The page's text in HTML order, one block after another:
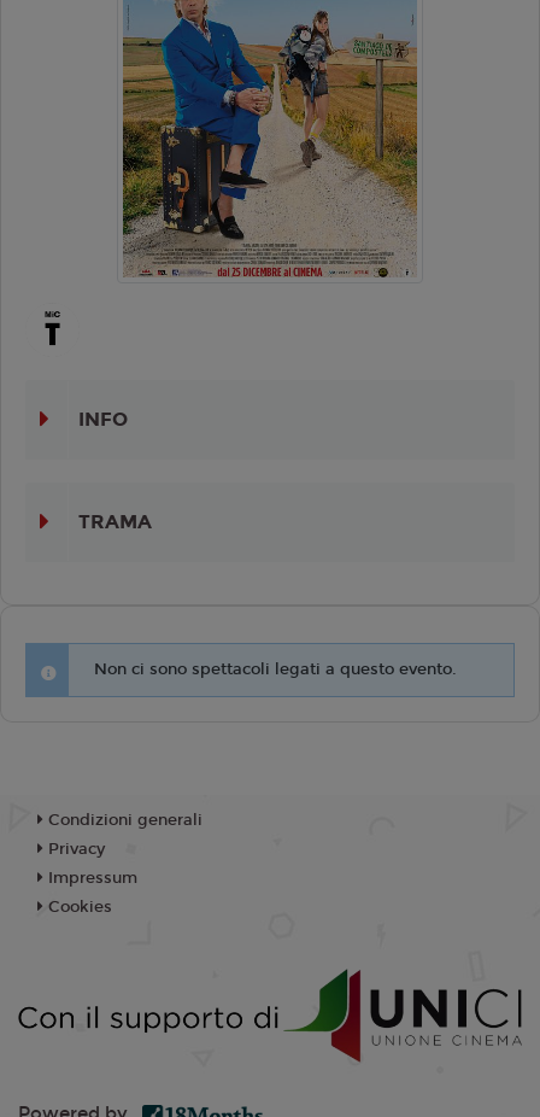
INFO
TRAMA
Non ci sono spettacoli legati a questo evento.
Condizioni generali
Privacy
Impressum
Cookies